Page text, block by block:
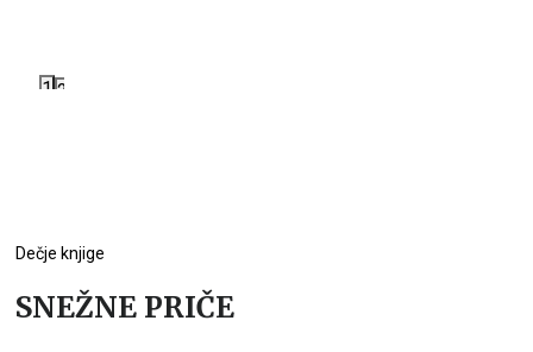
1 2
Dečje knjige
SNEŽNE PRIČE